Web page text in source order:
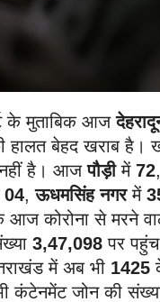
के मुताबिक आज
हालत बेहद खराब है।
नहीं है। आजपौड़ीमें 72
04,ऊधमसिंह नगरमें
कोरोना से मरने
3,47,098 पर
में अब भी 1425
कंटेनमेंट जोन की